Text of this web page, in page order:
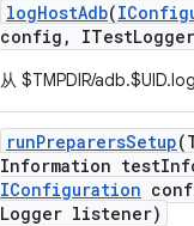
logHostAdb(
config , ITest
从 $TMPDIR/
runPreparersSetup
Information test
IConfiguration
Logger listener)